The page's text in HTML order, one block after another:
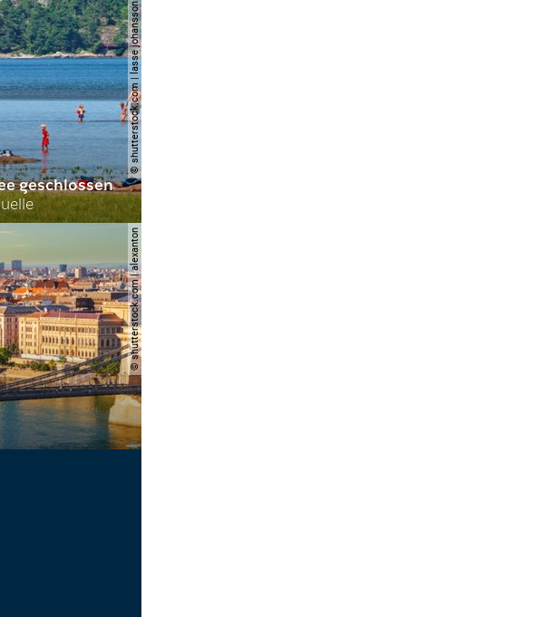
© shutterstock.com | lasse johansson
geschlossen
© shutterstock.com | alexanton